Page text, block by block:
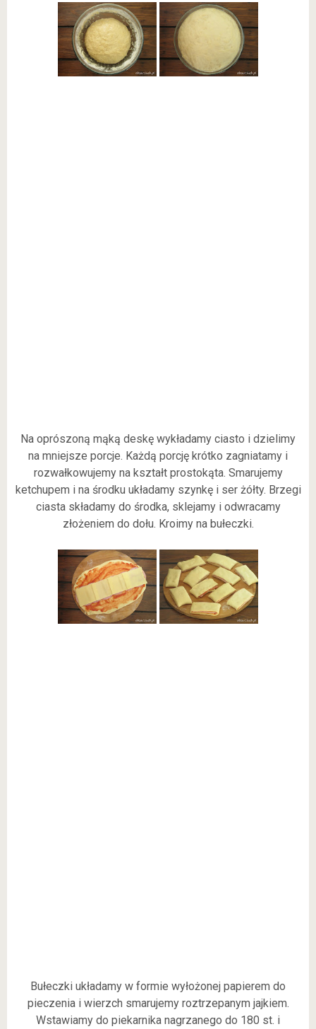
Na oprószoną mąką deskę wykładamy ciasto i dzielimy
na mniejsze porcje. Każdą porcję krótko zagniatamy i
rozwałkowujemy na kształt prostokąta. Smarujemy
ketchupem i na środku układamy szynkę i ser żółty. Brzegi
ciasta składamy do środka, sklejamy i odwracamy
złożeniem do dołu. Kroimy na bułeczki.
Bułeczki układamy w formie wyłożonej papierem do
pieczenia i wierzch smarujemy roztrzepanym jajkiem.
Wstawiamy do piekarnika nagrzanego do 180 st. i